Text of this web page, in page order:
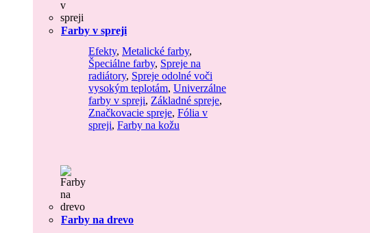
Farby v spreji
Efekty, Metalické farby,
Špeciálne farby, Spreje na
radiátory, Spreje odolné voči
vysokým teplotám, Univerzálne
farby v spreji, Základné spreje,
Značkovacie spreje, Fólia v
spreji, Farby na kožu
Farby na drevo